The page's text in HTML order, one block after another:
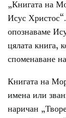
„Книгата на
Исус
опознаваме
цялата книга,
споменаване
Книгата на
имена или
наричан